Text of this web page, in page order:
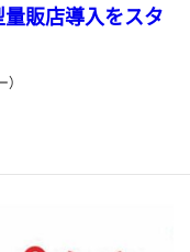
販店導入をスタ
）